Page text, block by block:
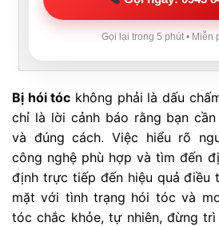
Gọi lại trong 5 phút • Miễn
Bị hói tóc không phải là dấu
chỉ là lời cảnh báo rằng bạn
và đúng cách. Việc hiểu rõ
công nghệ phù hợp và tìm đến
định trực tiếp đến hiệu quả điều
mặt với tình trạng hói tóc và
tóc chắc khỏe, tự nhiên, đừng